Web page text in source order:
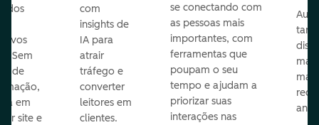
Sem
de
em
site e
com
insights de
IA para
atrair
tráfego e
converter
leitores em
clientes.
se conectando com
as pessoas mais
importantes, com
ferramentas que
poupam o seu
tempo e ajudam a
priorizar suas
interações nas
mail